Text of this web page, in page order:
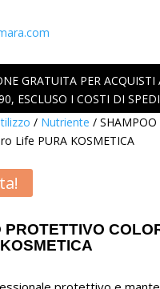
GRATUITA PER ACQUISTI
ESCLUSO I COSTI DI
/ Nutriente / SHAMPOO
Life PURA KOSMETICA
PROTETTIVO